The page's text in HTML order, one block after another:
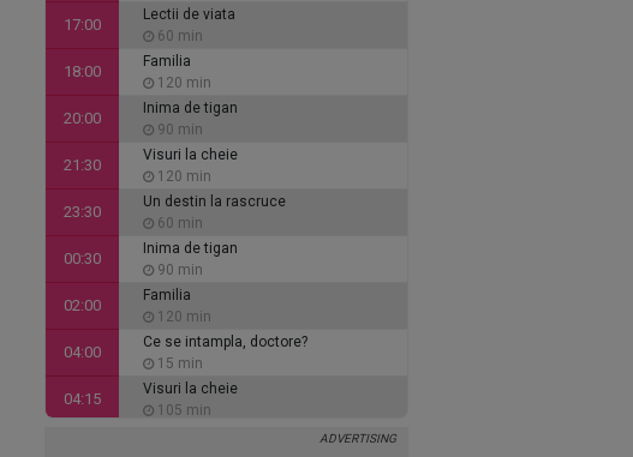
17:00
Lectii de viata
60 min
18:00
Familia
120 min
20:00
Inima de tigan
90 min
21:30
Visuri la cheie
120 min
23:30
Un destin la rascruce
60 min
00:30
Inima de tigan
90 min
02:00
Familia
120 min
04:00
Ce se intampla, doctore?
15 min
04:15
Visuri la cheie
105 min